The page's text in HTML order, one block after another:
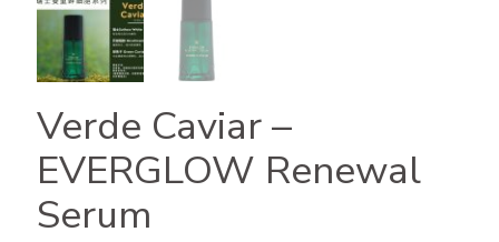
Verde Caviar –
EVERGLOW Renewal
Serum